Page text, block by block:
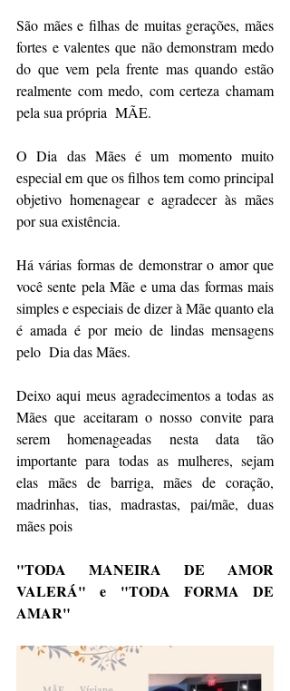
São mães e filhas de muitas gerações, mães
fortes e valentes que não demonstram medo
do que vem pela frente mas quando estão
realmente com medo, com certeza chamam
pela sua própria  MÃE.​
O Dia das Mães é um momento muito
especial em que os filhos tem como principal
objetivo homenagear e agradecer às mães
por sua existência. ​
Há várias formas de demonstrar o amor que
você sente pela Mãe e uma das formas mais
simples e especiais de dizer à Mãe quanto ela
é amada é por meio de lindas mensagens
pelo  Dia das Mães.​
Deixo aqui meus agradecimentos a todas as
Mães que aceitaram o nosso convite para
serem homenageadas nesta data tão
importante para todas as mulheres, sejam
elas mães de barriga, mães de coração,
madrinhas, tias, madrastas, pai/mãe, duas
mães pois
"TODA MANEIRA DE AMOR
VALERÁ" e "TODA FORMA DE
AMAR"